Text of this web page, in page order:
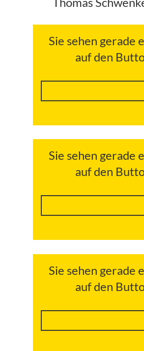
Sie sehen gerade
auf den
Sie sehen gerade
auf den
Sie sehen gerade
auf den